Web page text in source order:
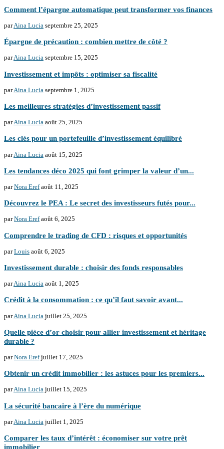
Comment l’épargne automatique peut transformer vos finances
parAina Lucia septembre 25, 2025
Épargne de précaution : combien mettre de côté ?
parAina Lucia septembre 15, 2025
Investissement et impôts : optimiser sa fiscalité
parAina Lucia septembre 1, 2025
Les meilleures stratégies d’investissement passif
parAina Lucia août 25, 2025
Les clés pour un portefeuille d’investissement équilibré
parAina Lucia août 15, 2025
Les tendances déco 2025 qui font grimper la valeur d’un...
parNora Eref août 11, 2025
Découvrez le PEA : Le secret des investisseurs futés pour...
parNora Eref août 6, 2025
Comprendre le trading de CFD : risques et opportunités
parLouis août 6, 2025
Investissement durable : choisir des fonds responsables
parAina Lucia août 1, 2025
Crédit à la consommation : ce qu’il faut savoir avant...
parAina Lucia juillet 25, 2025
Quelle pièce d’or choisir pour allier investissement et héritage
durable ?
parNora Eref juillet 17, 2025
Obtenir un crédit immobilier : les astuces pour les premiers...
parAina Lucia juillet 15, 2025
La sécurité bancaire à l’ère du numérique
parAina Lucia juillet 1, 2025
Comparer les taux d’intérêt : économiser sur votre prêt
immobilier